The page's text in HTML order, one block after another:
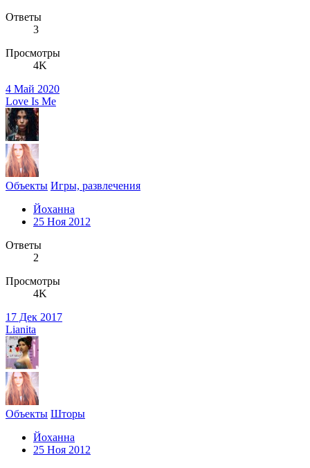
Ответы
3
Просмотры
4K
4 Май 2020
Love Is Me
Объекты Игры, развлечения
Йоханна
25 Ноя 2012
Ответы
2
Просмотры
4K
17 Дек 2017
Lianita
Объекты Шторы
Йоханна
25 Ноя 2012